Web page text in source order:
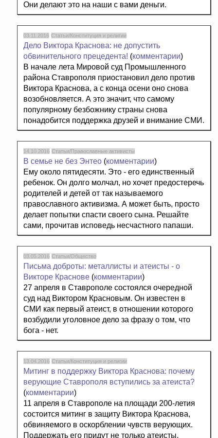
Они делают это на наши с вами деньги.
03.11.2016 Статьи/Конституция и религии
Дело Виктора Краснова: не допустить
обвинительного прецедента! (комментарии)
В начале лета Мировой суд Промышленного
района Ставрополя приостановил дело против
Виктора Краснова, а с конца осени оно снова
возобновляется. А это значит, что самому
популярному безбожнику страны снова
понадобится поддержка друзей и внимание СМИ.
14.10.2016 Статьи/Православные активисты
В семье не без Энтео (комментарии)
Ему около пятидесяти. Это - его единственный
ребенок. Он долго молчал, но хочет предостеречь
родителей и детей от так называемого
православного активизма. А может быть, просто
делает попытки спасти своего сына. Решайте
сами, прочитав исповедь несчастного папаши.
03.05.2016 Статьи/Общество
Письма доброты: металлисты и атеисты - о
Викторе Краснове (комментарии)
27 апреля в Ставрополе состоялся очередной
суд над Виктором Красновым. Он известен в
СМИ как первый атеист, в отношении которого
возбудили уголовное дело за фразу о том, что
бога - нет.
13.04.2016 Статьи/Конституция и религии
Митинг в поддержку Виктора Краснова: почему
верующие Ставрополя вступились за атеиста?
(комментарии)
11 апреля в Ставрополе на площади 200-летия
состоится митинг в защиту Виктора Краснова,
обвиняемого в оскорблении чувств верующих.
Поддержать его придут не только атеисты,